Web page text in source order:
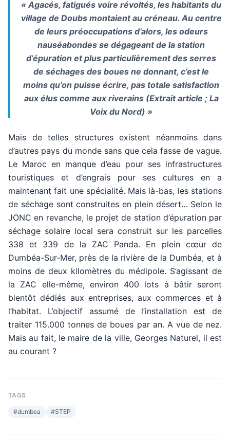
« Agacés, fatigués voire révoltés, les habitants du
village de Doubs montaient au créneau. Au centre
de leurs préoccupations d’alors, les odeurs
nauséabondes se dégageant de la station
d’épuration et plus particulièrement des serres
de séchages des boues ne donnant, c’est le
moins qu’on puisse écrire, pas totale satisfaction
aux élus comme aux riverains (Extrait article ; La
Voix du Nord) »
Mais de telles structures existent néanmoins dans
d’autres pays du monde sans que cela fasse de vague.
Le Maroc en manque d’eau pour ses infrastructures
touristiques et d’engrais pour ses cultures en a
maintenant fait une spécialité. Mais là-bas, les stations
de séchage sont construites en plein désert… Selon le
JONC en revanche, le projet de station d’épuration par
séchage solaire local sera construit sur les parcelles
338 et 339 de la ZAC Panda. En plein cœur de
Dumbéa-Sur-Mer, près de la rivière de la Dumbéa, et à
moins de deux kilomètres du médipole. S’agissant de
la ZAC elle-même, environ 400 lots à bâtir seront
bientôt dédiés aux entreprises, aux commerces et à
l’habitat. L’objectif assumé de l’installation est de
traiter 115.000 tonnes de boues par an. A vue de nez.
Mais au fait, le maire de la ville, Georges Naturel, il est
au courant ?
TAGS
#dumbea #STEP